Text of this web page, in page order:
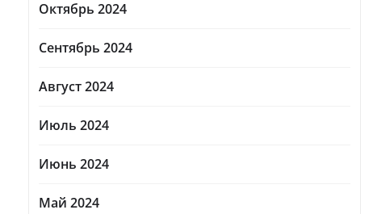
Октябрь 2024
Сентябрь 2024
Август 2024
Июль 2024
Июнь 2024
Май 2024